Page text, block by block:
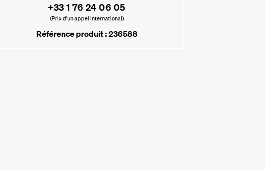
+33 1 76 24 06 05
(Prix d’un appel international)
Référence produit : 236588